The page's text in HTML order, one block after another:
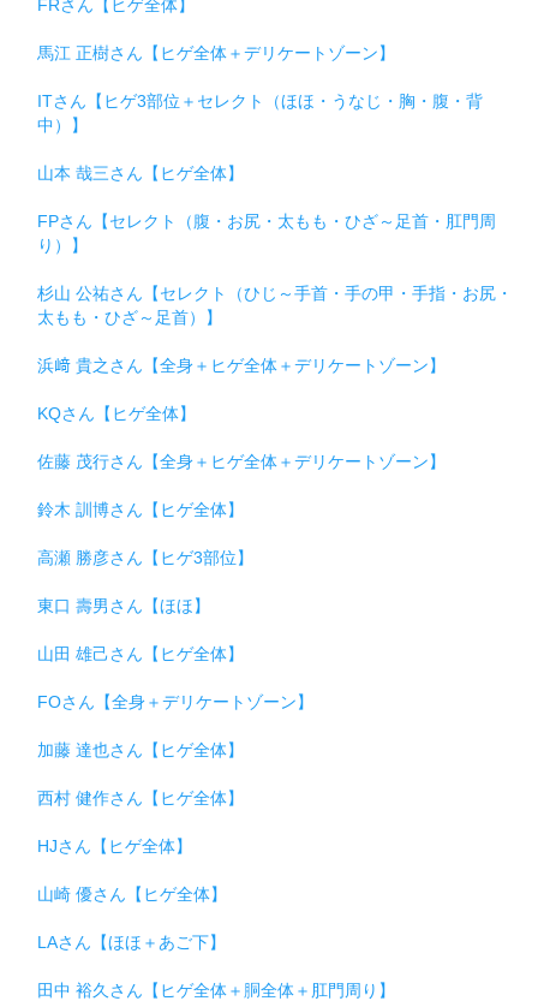
FRさん【ヒゲ全体】
馬江 正樹さん【ヒゲ全体＋デリケートゾーン】
ITさん【ヒゲ3部位＋セレクト（ほほ・うなじ・胸・腹・背
中）】
山本 哉三さん【ヒゲ全体】
FPさん【セレクト（腹・お尻・太もも・ひざ～足首・肛門周
り）】
杉山 公祐さん【セレクト（ひじ～手首・手の甲・手指・お尻・
太もも・ひざ～足首）】
浜﨑 貴之さん【全身＋ヒゲ全体＋デリケートゾーン】
KQさん【ヒゲ全体】
佐藤 茂行さん【全身＋ヒゲ全体＋デリケートゾーン】
鈴木 訓博さん【ヒゲ全体】
高瀬 勝彦さん【ヒゲ3部位】
東口 壽男さん【ほほ】
山田 雄己さん【ヒゲ全体】
FOさん【全身＋デリケートゾーン】
加藤 達也さん【ヒゲ全体】
西村 健作さん【ヒゲ全体】
HJさん【ヒゲ全体】
山崎 優さん【ヒゲ全体】
LAさん【ほほ＋あご下】
田中 裕久さん【ヒゲ全体＋胴全体＋肛門周り】